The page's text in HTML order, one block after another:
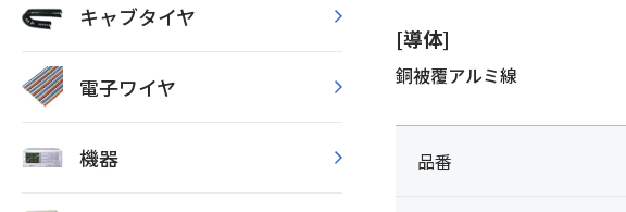
キャブタイヤ
電子ワイヤ
機器
[導体]
銅被覆アルミ線
品番